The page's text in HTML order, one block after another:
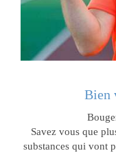
Bien
Savez vous que
substances qui vont